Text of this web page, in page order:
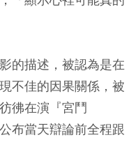
的描述，被認為是在
不佳的因果關係，被
彿在演『宮鬥
布當天辯論前全程跟